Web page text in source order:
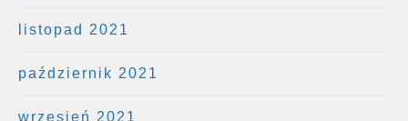
listopad 2021
październik 2021
wrzesień 2021